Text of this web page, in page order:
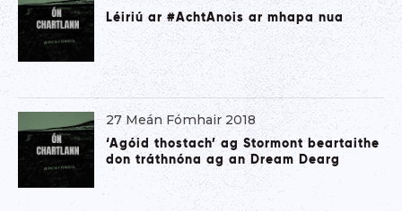
Léiriú ar #AchtAnois ar mhapa nua
27 Meán Fómhair 2018
‘Agóid thostach’ ag Stormont beartaithe
don tráthnóna ag an Dream Dearg